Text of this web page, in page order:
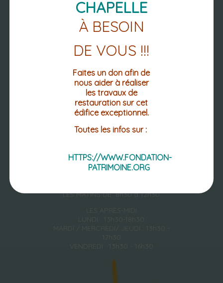
NOUS
RETROUVER
PLACE DE L'HOTEL DE VILLE
CS 10028
63 270 VIC-LE-COMTE
04 73 69 02 12
04 73 69 12 60 (FAX.)
Mentions légales
Accessibilité : non conforme
LES MATINS DE 8h30 à 12h30
LES APRÈS-MIDI
LUNDI : 13h30-18h30
MARDI / MERCREDI/ JEUDI : 13h30 -
17h30
VENDREDI : 13h30 - 16h30
CHAPELLE
À BESOIN
DE VOUS !!!
Faites un don afin de
nous aider à réaliser
les travaux de
restauration sur cet
édifice exceptionnel.
Toutes les infos sur :
HTTPS://WWW.FONDATION-
PATRIMOINE.ORG